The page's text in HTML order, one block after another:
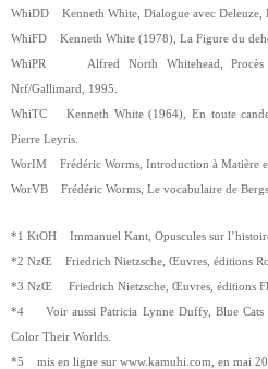
WhiDD Kenneth White, Dialogue avec Deleuze,
WhiFD Kenneth White (1978), La Figure du
WhiPR Alfred North Whitehead, Procès
Nrf/Gallimard, 1995.
WhiTC Kenneth White (1964), En toute
Pierre Leyris.
WorIM Frédéric Worms, Introduction à Matière et
WorVB Frédéric Worms, Le vocabulaire de
*1 KtOH Immanuel Kant, Opuscules sur
*2 NzŒ Friedrich Nietzsche, Œuvres, éditions
*3 NzŒ Friedrich Nietzsche, Œuvres, éditions
*4 Voir aussi Patricia Lynne Duffy, Blue Cats
Color Their Worlds.
*5 mis en ligne sur www.kamuhi.com, en mai